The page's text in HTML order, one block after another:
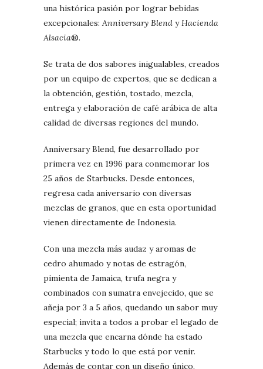
una histórica pasión por lograr bebidas
excepcionales: Anniversary Blend yHacienda
Alsacia®.
Se trata de dos sabores inigualables, creados
por un equipo de expertos, que se dedican a
la obtención, gestión, tostado, mezcla,
entrega y elaboración de café arábica de alta
calidad de diversas regiones del mundo.
Anniversary Blend, fue desarrollado por
primera vez en 1996 para conmemorar los
25 años de Starbucks. Desde entonces,
regresa cada aniversario con diversas
mezclas de granos, que en esta oportunidad
vienen directamente de Indonesia.
Con una mezcla más audaz y aromas de
cedro ahumado y notas de estragón,
pimienta de Jamaica, trufa negra y
combinados con sumatra envejecido, que se
añeja por 3 a 5 años, quedando un sabor muy
especial; invita a todos a probar el legado de
una mezcla que encarna dónde ha estado
Starbucks y todo lo que está por venir.
Además de contar con un diseño único,